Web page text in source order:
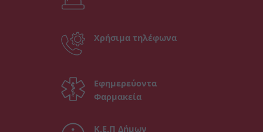
Χρήσιμα τηλέφωνα
Εφημερεύοντα
Φαρμακεία
Κ.Ε.Π Δήμων